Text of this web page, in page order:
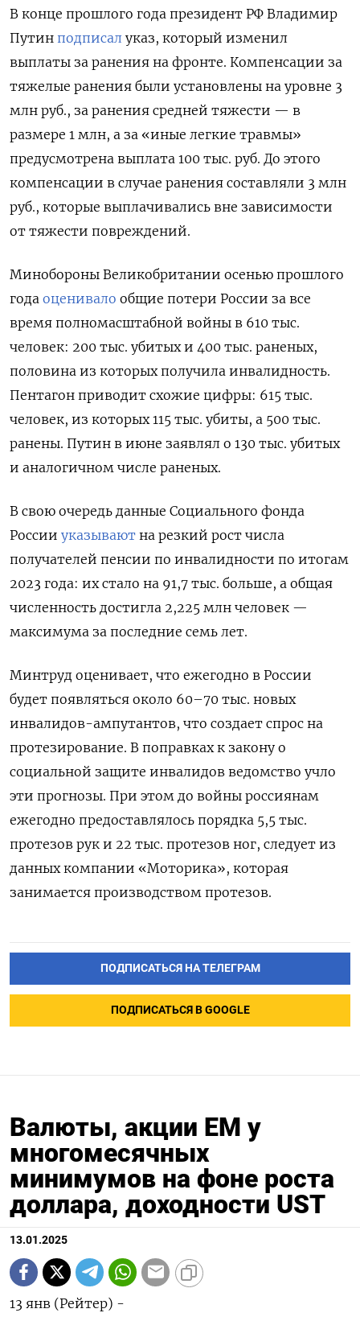
В конце прошлого года президент РФ Владимир
Путин подписал указ, который изменил
выплаты за ранения на фронте. Компенсации за
тяжелые ранения были установлены на уровне 3
млн руб., за ранения средней тяжести — в
размере 1 млн, а за «иные легкие травмы»
предусмотрена выплата 100 тыс. руб. До этого
компенсации в случае ранения составляли 3 млн
руб., которые выплачивались вне зависимости
от тяжести повреждений.
Минобороны Великобритании осенью прошлого
года оценивало общие потери России за все
время полномасштабной войны в 610 тыс.
человек: 200 тыс. убитых и 400 тыс. раненых,
половина из которых получила инвалидность.
Пентагон приводит схожие цифры: 615 тыс.
человек, из которых 115 тыс. убиты, а 500 тыс.
ранены. Путин в июне заявлял о 130 тыс. убитых
и аналогичном числе раненых.
В свою очередь данные Социального фонда
России указывают на резкий рост числа
получателей пенсии по инвалидности по итогам
2023 года: их стало на 91,7 тыс. больше, а общая
численность достигла 2,225 млн человек —
максимума за последние семь лет.
Минтруд оценивает, что ежегодно в России
будет появляться около 60–70 тыс. новых
инвалидов-ампутантов, что создает спрос на
протезирование. В поправках к закону о
социальной защите инвалидов ведомство учло
эти прогнозы. При этом до войны россиянам
ежегодно предоставлялось порядка 5,5 тыс.
протезов рук и 22 тыс. протезов ног, следует из
данных компании «Моторика», которая
занимается производством протезов.
ПОДПИСАТЬСЯ НА ТЕЛЕГРАМ
ПОДПИСАТЬСЯ В GOOGLE
Валюты, акции ЕМ у
многомесячных
минимумов на фоне роста
доллара, доходности UST
13.01.2025
13 янв (Рейтер) -